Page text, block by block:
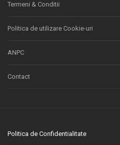
Termeni & Conditii
Politica de utilizare Cookie-uri
ANPC
Contact
Politica de Confidentialitate